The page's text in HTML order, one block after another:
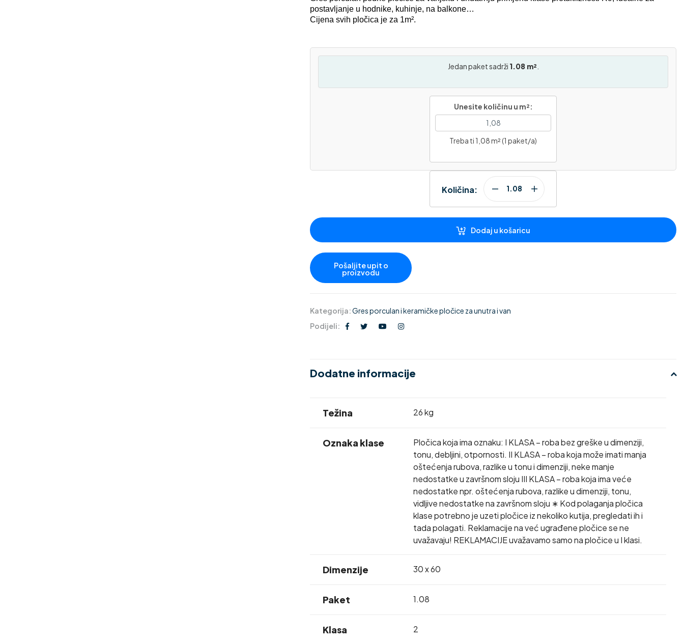
postavljanje u hodnike, kuhinje, na balkone…
Cijena svih pločica je za 1m².
Jedan paket sadrži 1.08 m²
Unesite količinu u m²:
Treba ti 1,08 m² (1 paket/a)
Količina:
Dodaj u košaricu
Kategorija:Gres porculan i keramičke pločice za unutra i van
Podijeli:
Dodatne informacije
Težina 26 kg
Oznaka klase
Pločica koja ima oznaku: I KLASA – roba bez greške u dimenziji,
tonu, debljini, otpornosti. II KLASA – roba koja može imati manja
oštećenja rubova, razlike u tonu i dimenziji, neke manje
nedostatke u završnom sloju III KLASA – roba koja ima veće
nedostatke npr. oštećenja rubova, razlike u dimenziji, tonu,
vidljive nedostatke na završnom sloju ∗ Kod polaganja pločica
klase potrebno je uzeti pločice iz nekoliko kutija, pregledati ih i
tada polagati. Reklamacije na već ugrađene pločice se ne
uvažavaju! REKLAMACIJE uvažavamo samo na pločice u I klasi.
Dimenzije 30 x 60
Paket 1.08
Klasa 2